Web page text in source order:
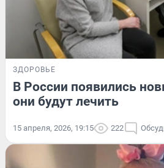
ЗДОРОВЬЕ
В России появились
они будут лечить
15 апреля, 2026, 19:15 222